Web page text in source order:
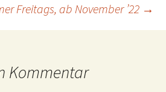
Freitags, ab November ’22 →
Kommentar